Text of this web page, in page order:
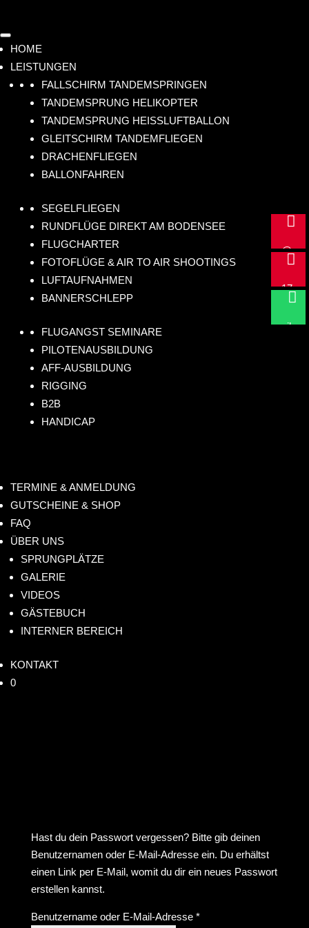
HOME
LEISTUNGEN
FALLSCHIRM TANDEMSPRINGEN
TANDEMSPRUNG HELIKOPTER
TANDEMSPRUNG HEISSLUFTBALLON
GLEITSCHIRM TANDEMFLIEGEN
DRACHENFLIEGEN
BALLONFAHREN
SEGELFLIEGEN
RUNDFLÜGE DIREKT AM BODENSEE
FLUGCHARTER
FOTOFLÜGE & AIR TO AIR SHOOTINGS
LUFTAUFNAHMEN
BANNERSCHLEPP
FLUGANGST SEMINARE
PILOTENAUSBILDUNG
AFF-AUSBILDUNG
RIGGING
B2B
HANDICAP
TERMINE & ANMELDUNG
GUTSCHEINE & SHOP
FAQ
ÜBER UNS
SPRUNGPLÄTZE
GALERIE
VIDEOS
GÄSTEBUCH
INTERNER BEREICH
KONTAKT
0
Hast du dein Passwort vergessen? Bitte gib deinen
Benutzernamen oder E-Mail-Adresse ein. Du erhältst
einen Link per E-Mail, womit du dir ein neues Passwort
erstellen kannst.
Benutzername oder E-Mail-Adresse *Erforderlich

m
@
hu
m
anf
lig

+4
17
73

Sc
eib